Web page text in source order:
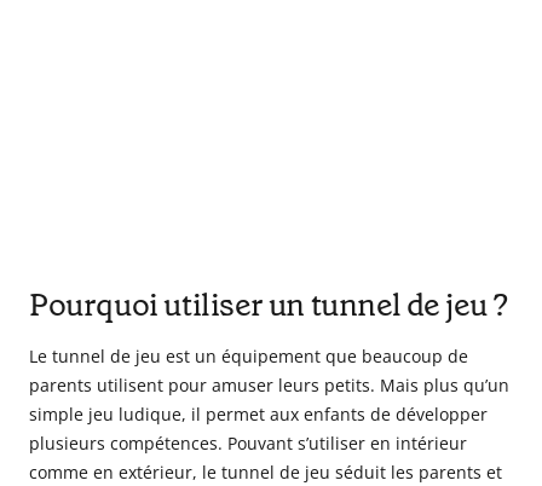
Pourquoi utiliser un tunnel de jeu ?
Le tunnel de jeu est un équipement que beaucoup de
parents utilisent pour amuser leurs petits. Mais plus qu’un
simple jeu ludique, il permet aux enfants de développer
plusieurs compétences. Pouvant s’utiliser en intérieur
comme en extérieur, le tunnel de jeu séduit les parents et